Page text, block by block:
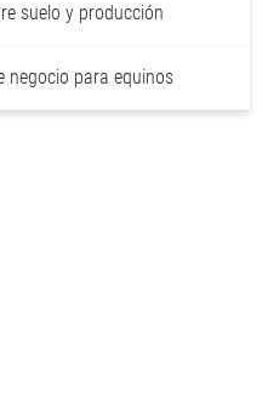
suelo y producción
negocio para equinos